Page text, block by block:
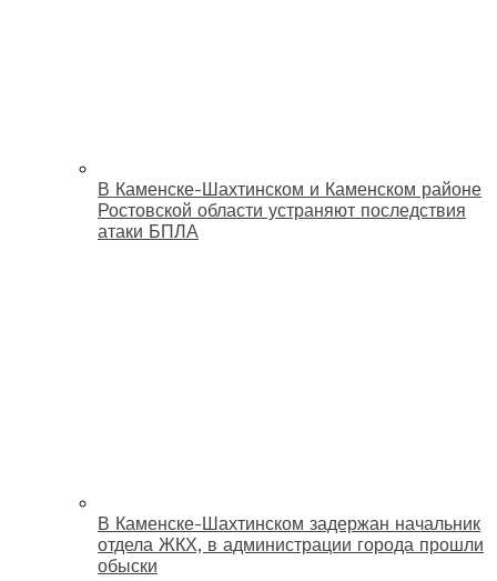
В Каменске-Шахтинском и Каменском районе
Ростовской области устраняют последствия
атаки БПЛА
В Каменске-Шахтинском задержан начальник
отдела ЖКХ, в администрации города прошли
обыски